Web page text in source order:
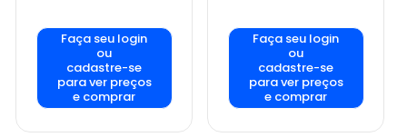
Faça seu login
ou
cadastre-se
para ver preços
e comprar
Faça seu login
ou
cadastre-se
para ver preços
e comprar